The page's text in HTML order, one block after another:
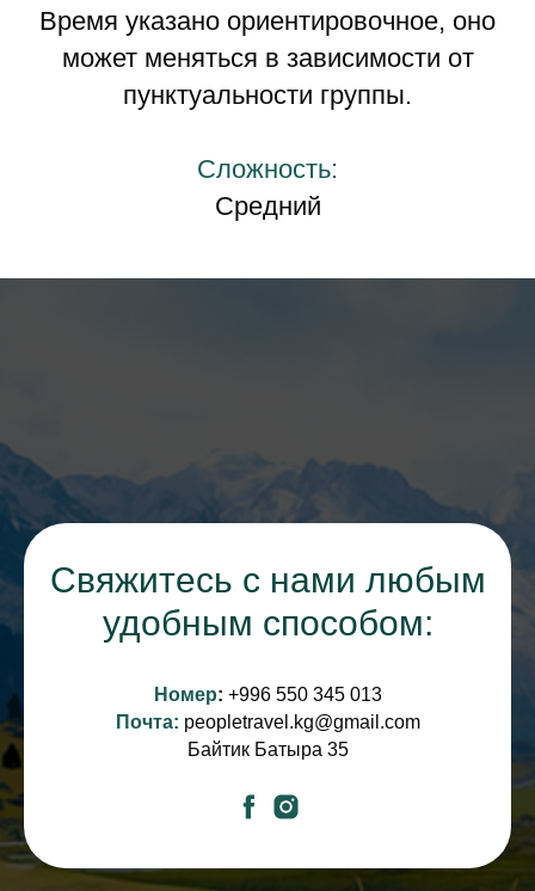
Время указано ориентировочное, оно
может меняться в зависимости от
пунктуальности группы.
Сложность:
Средний
Свяжитесь с нами любым
удобным способом:
Номер: +996 550 345 013
Почта: peopletravel.kg@gmail.com
Байтик Батыра 35